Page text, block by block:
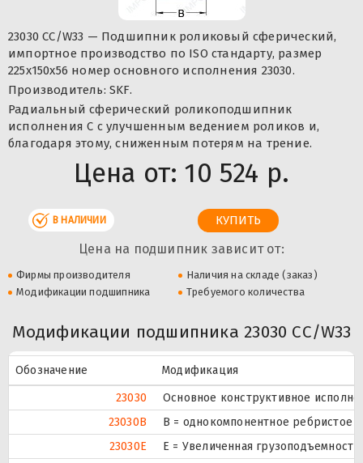
23030 CC/W33 — Подшипник роликовый сферический,
импортное производство по ISO стандарту, размер
225x150x56 номер основного исполнения 23030.
Производитель: SKF.
Радиальный сферический роликоподшипник
исполнения С с улучшенным ведением роликов и,
благодаря этому, сниженным потерям на трение.
Цена от: 10 524 р.
В НАЛИЧИИ
Цена на подшипник зависит от:
Фирмы производителя
Наличия на складе (заказ)
Модификации подшипника
Требуемого количества
Модификации подшипника 23030 CC/W33
Обозначение
Модификация
23030
Основное конструктивное
23030B
B = однокомпонентное ребристое
23030E
Е = Увеличенная грузоподъемность.